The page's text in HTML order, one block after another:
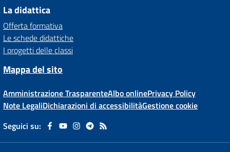
La didattica
Offerta formativa
Le schede didattiche
I progetti delle classi
Mappa del sito
Amministrazione TrasparenteAlbo onlinePrivacy Policy
Note LegaliDichiarazioni di accessibilitàGestione cookie
Seguici su: